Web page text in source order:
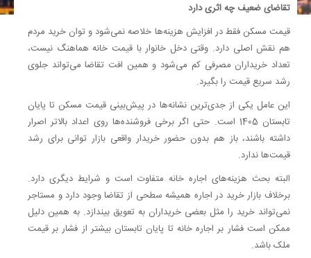
تقاضای ضعیف چه اثری دارد
قیمت مسکن فقط در افزایش هزینه‌ها خلاصه نمی‌شود و توان خرید مردم
هم نقش اصلی دارد. وقتی دخل خانوار با قیمت خانه هماهنگ نیست،
تعداد خریداران مصرفی کم می‌شود و همین افت تقاضا می‌تواند جلوی
رشد سریع قیمت را بگیرد.
این عامل یکی از جدی‌ترین نشانه‌ها در پیش‌بینی قیمت مسکن تا پایان
تابستان 1405 است. حتی اگر برخی فروشنده‌ها روی اعداد بالاتر اصرار
داشته باشند، باز هم بدون حضور خریدار واقعی بازار توانی برای رشد
قیمت‌ها ندارد.
البته بحث هزینه‌های اجاره خانه متفاوت است و شرایط دیگری دارد.
برخلاف بازار خرید در اجاره همیشه سطحی از تقاضا وجود دارد و مستاجر
نمی‌تواند خرید را مثل بعضی خریداران به تعویق بیندازد. به همین دلیل
ممکن است فشار بر اجاره خانه تا پایان تابستان بیشتر از فشار بر قیمت
ملک باشد.